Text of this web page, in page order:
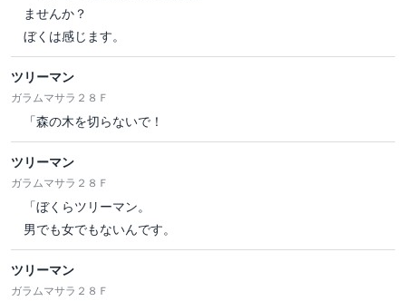
ませんか？
ぼくは感じます。
ツリーマン
ガラムマサラ２８Ｆ
「森の木を切らないで！
ツリーマン
ガラムマサラ２８Ｆ
「ぼくらツリーマン。
男でも女でもないんです。
ツリーマン
ガラムマサラ２８Ｆ